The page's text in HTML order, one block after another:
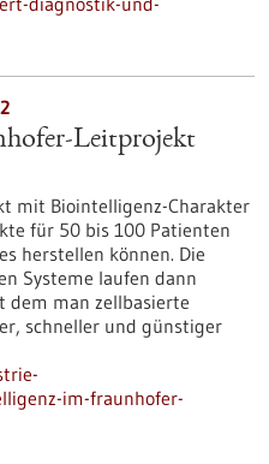
Leitprojekt
mit Biointelligenz-Charakter
für 50 bis 100 Patienten
herstellen können. Die
Systeme laufen dann
dem man zellbasierte
schneller und günstiger
im-fraunhofer-